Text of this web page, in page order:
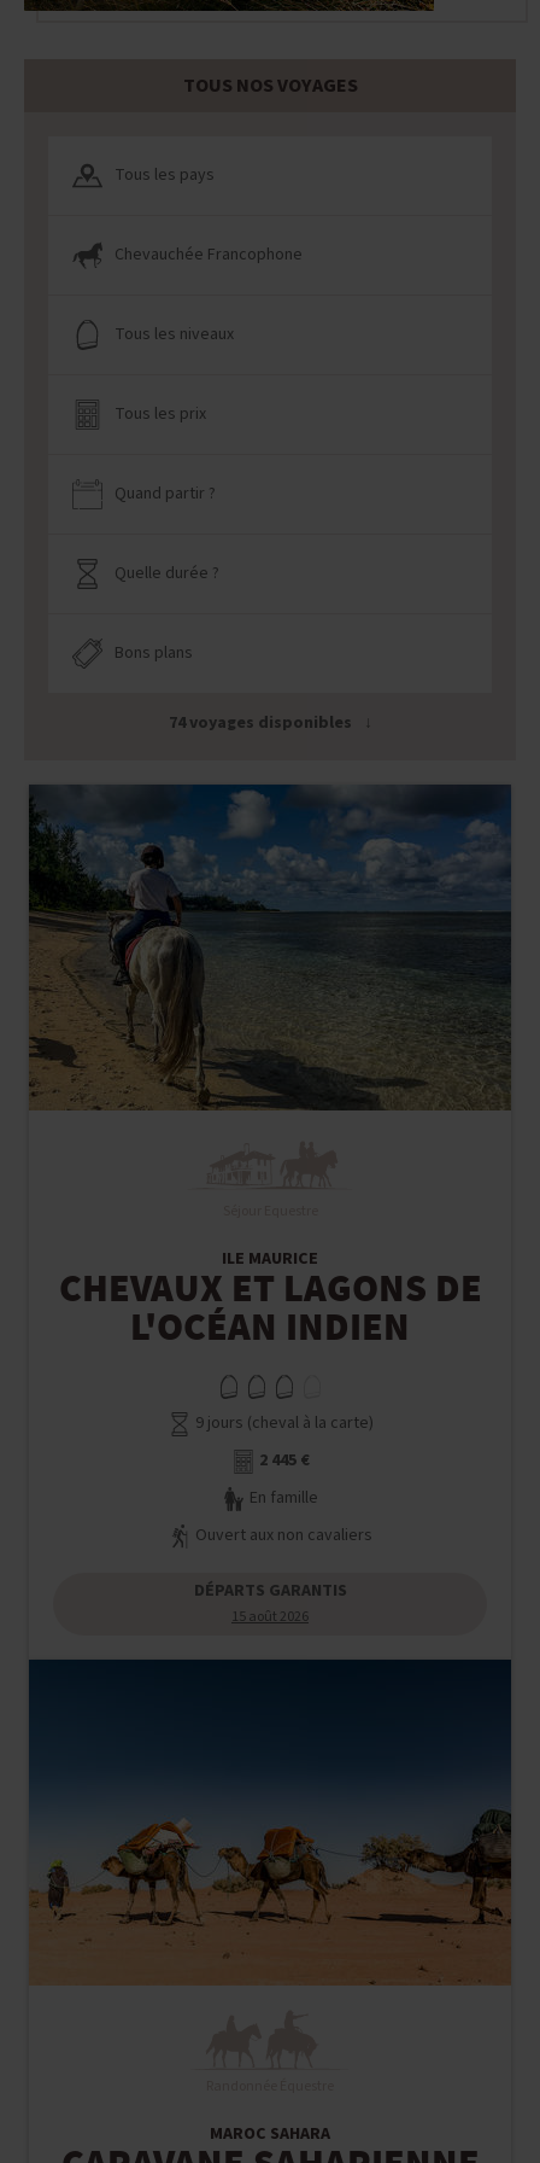
CHEVAUX ET LAGONS DE
L'OCÉAN INDIEN
9 jours (cheval à la carte)
2 445 €
En famille
Ouvert aux non cavaliers
15 août 2026
CARAVANE SAHARIENNE